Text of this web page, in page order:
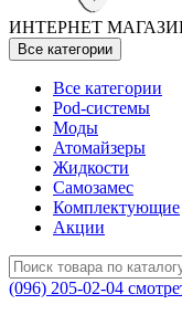
ИНТЕРНЕТ
Все категории
Все категории
Pod-системы
Моды
Атомайзеры
Жидкости
Самозамес
Комплектующие
Акции
(096) 205-02-04